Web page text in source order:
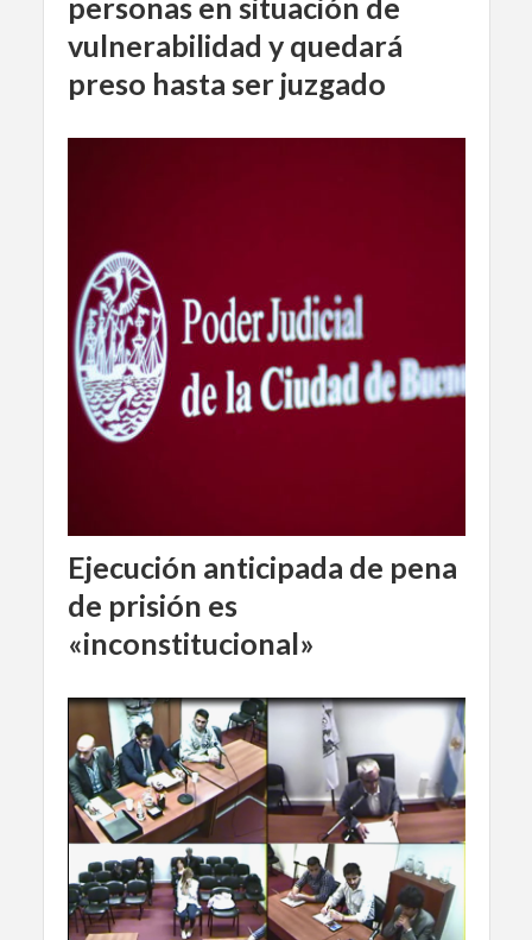
vulnerabilidad y quedará
preso hasta ser juzgado
Ejecución anticipada de pena
de prisión es
«inconstitucional»